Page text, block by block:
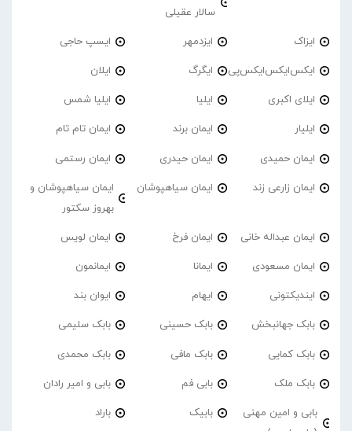
سالار عقیلی
ایزاک ایزدمهر ایسپ حاجی
ایکس‌ایکس‌ایکس‌پی ایگرگ ایلان
ایلای اکبری ایلیا ایلیا شمس
ایلیار ایمان برند ایمان تام تام
ایمان حمیدی ایمان حیدری ایمان رستمی
ایمان زارعی زند ایمان سیاهپوشان
ایمان سیاهپوشان و
بهروز سکتور
ایمان عبداله خانی ایمان فرخ ایمان لویس
ایمان مسعودی ایمانا ایمانمون
ایندیکتونی ایهام ایوان بند
بابک جهانبخش بابک حسینی بابک سلیمی
بابک کمایی بابک مافی بابک محمدی
بابک ملک بابی فم بابی و امیر رادان
بابی و امین مهنی
بابیک باراد